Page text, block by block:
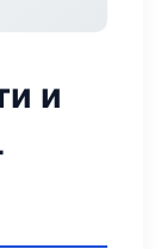
и